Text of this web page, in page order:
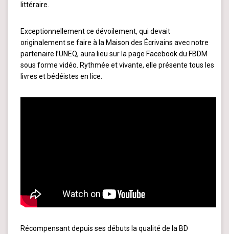
littéraire.
Exceptionnellement ce dévoilement, qui devait
originalement se faire à la Maison des Écrivains avec notre
partenaire l’UNEQ, aura lieu sur la page Facebook du FBDM
sous forme vidéo. Rythmée et vivante, elle présente tous les
livres et bédéistes en lice.
Récompensant depuis ses débuts la qualité de la BD